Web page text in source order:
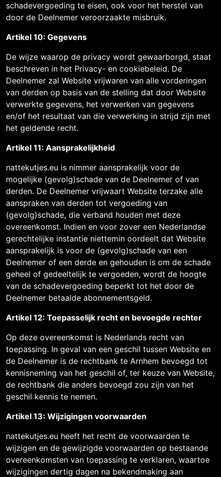
schadevergoeding te eisen, ook voor het herstel van
door de Deelnemer veroorzaakte misbruik.
Artikel 10: Gegevens
De wijze waarop de privacy wordt gewaarborgd, staat
beschreven in het Privacy- en cookiebeleid. De
Deelnemer zal Website vrijwaren van alle vorderingen
van derden op basis van de stelling dat door Website
verwerkte gegevens, het verwerken van gegevens
en/of het resultaat van die verwerking in strijd zijn met
het geldende recht.
Artikel 11: Aansprakelijkheid
nattekutjes.eu is nimmer aansprakelijk voor de
mogelijke (gevolg)schade van de Deelnemer of van
derden. De Deelnemer vrijwaart Website terzake alle
aanspraken van derden tot vergoeding van
(gevolg)schade, die verband houden met deze
overeenkomst. Indien en voor zover een Nederlandse
gerechtelijke instantie niettemin oordeelt dat Website
aansprakelijk is voor de (gevolg)schade van een
Deelnemer of een derde en gehouden is om de schade
geheel of gedeeltelijk te vergoeden, wordt de hoogte
van de schadevergoeding beperkt tot het door de
Deelnemer betaalde abonnementsgeld.
Artikel 12: Toepasselijk recht en bevoegde rechter
Op deze overeenkomst is Nederlands recht van
toepassing. In geval van een geschil tussen Website en
de Deelnemer is de rechtbank te Arnhem bevoegd tot
kennisneming van het geschil of, ter keuze van Website,
de rechtbank die anders bevoegd zou zijn van het
geschil kennis te nemen.
Artikel 13: Wijzigingen voorwaarden
nattekutjes.eu heeft het recht de voorwaarden te
wijzigen en de gewijzigde voorwaarden op bestaande
overeenkomsten van toepassing te verklaren, waartoe
wijzigingen dertig dagen na bekendmaking aan